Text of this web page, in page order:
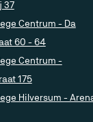
37
Centrum - Da
60 - 64
Centrum -
175
Hilversum -